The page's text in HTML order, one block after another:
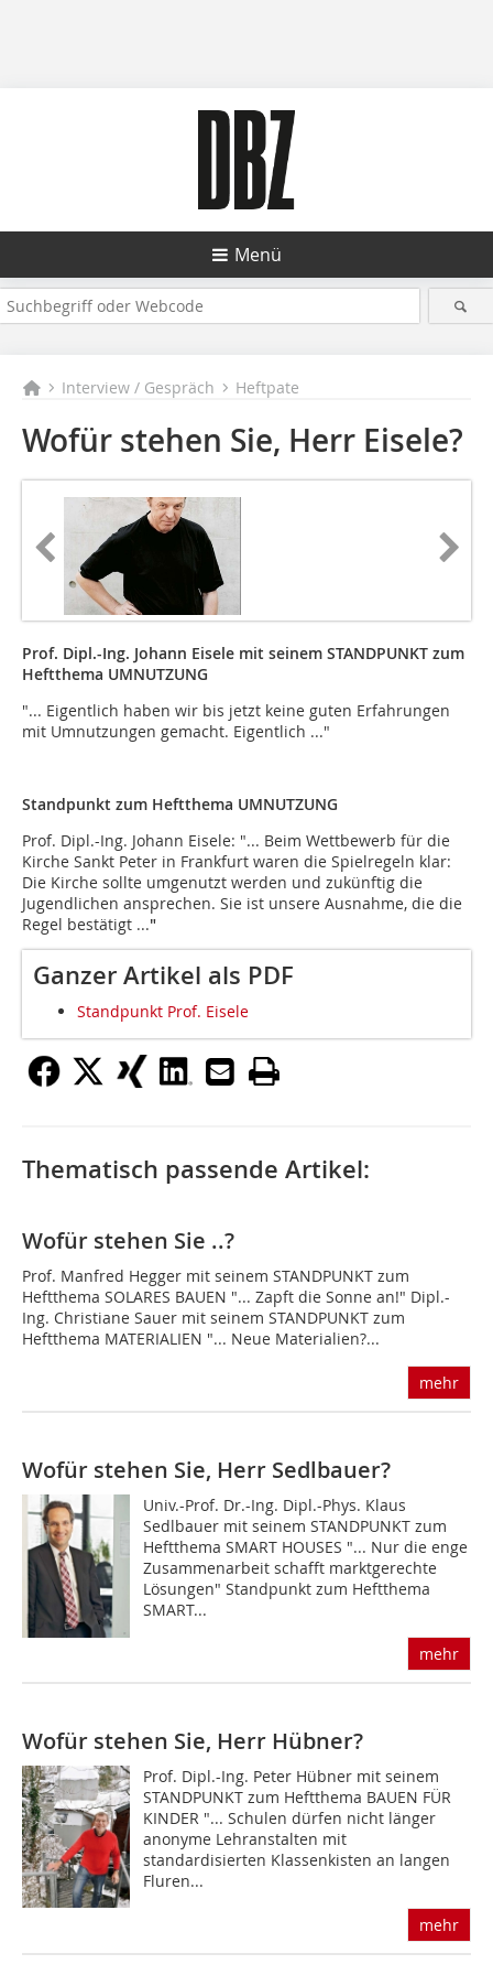
Menü
Interview / Gespräch Heftpate
Wofür stehen Sie, Herr Eisele?
Prof. Dipl.-Ing. Johann Eisele mit seinem STANDPUNKT zum
Heftthema UMNUTZUNG
"... Eigentlich haben wir bis jetzt keine guten Erfahrungen
mit Umnutzungen gemacht. Eigentlich ..."
Standpunkt zum Heftthema UMNUTZUNG
Prof. Dipl.-Ing. Johann Eisele: "... Beim Wettbewerb für die
Kirche Sankt Peter in Frankfurt waren die Spielregeln klar:
Die Kirche sollte umgenutzt werden und zukünftig die
Jugendlichen ansprechen. Sie ist unsere Ausnahme, die die
Regel bestätigt ..."
Ganzer Artikel als PDF
Standpunkt Prof. Eisele
Thematisch passende Artikel:
Wofür stehen Sie ..?
Prof. Manfred Hegger mit seinem STANDPUNKT zum
Heftthema SOLARES BAUEN "... Zapft die Sonne an!" Dipl.-
Ing. Christiane Sauer mit seinem STANDPUNKT zum
Heftthema MATERIALIEN "... Neue Materialien?...
mehr
Wofür stehen Sie, Herr Sedlbauer?
Univ.-Prof. Dr.-Ing. Dipl.-Phys. Klaus
Sedlbauer mit seinem STANDPUNKT zum
Heftthema SMART HOUSES "... Nur die enge
Zusammenarbeit schafft marktgerechte
Lösungen" Standpunkt zum Heftthema
SMART...
mehr
Wofür stehen Sie, Herr Hübner?
Prof. Dipl.-Ing. Peter Hübner mit seinem
STANDPUNKT zum Heftthema BAUEN FÜR
KINDER "... Schulen dürfen nicht länger
anonyme Lehranstalten mit
standardisierten Klassenkisten an langen
Fluren...
mehr